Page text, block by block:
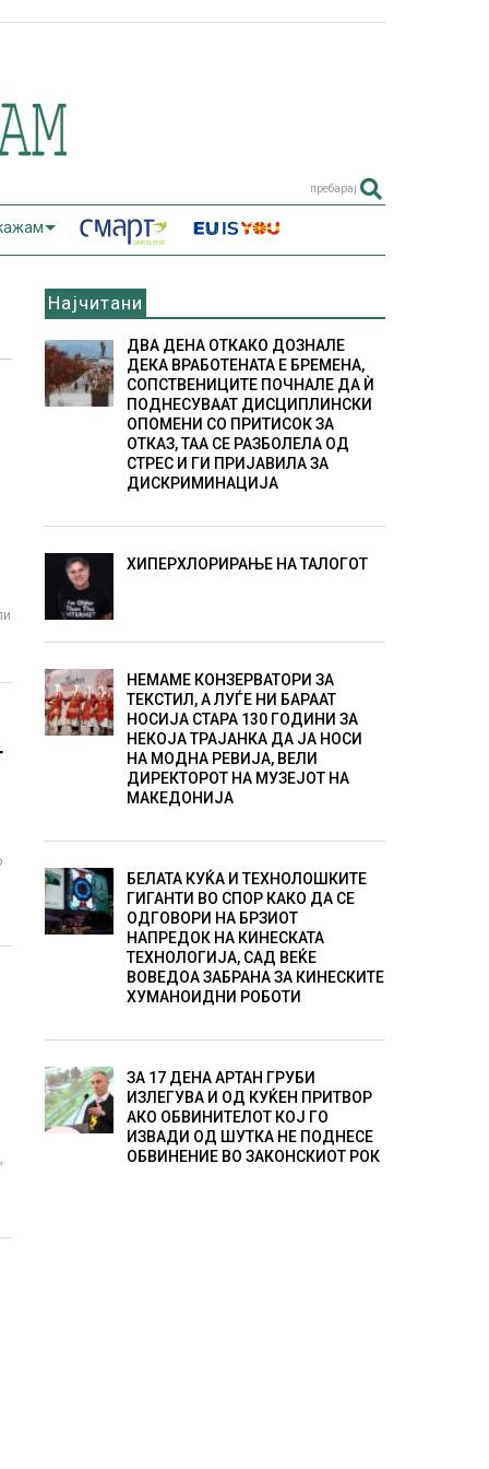
пребарај
Најчитани
ДВА ДЕНА ОТКАКО ДОЗНАЛЕ
ДЕКА ВРАБОТЕНАТА Е БРЕМЕНА,
СОПСТВЕНИЦИТЕ ПОЧНАЛЕ ДА Ѝ
ПОДНЕСУВААТ ДИСЦИПЛИНСКИ
ОПОМЕНИ СО ПРИТИСОК ЗА
ОТКАЗ, ТАА СЕ РАЗБОЛЕЛА ОД
СТРЕС И ГИ ПРИЈАВИЛА ЗА
ДИСКРИМИНАЦИЈА
ХИПЕРХЛОРИРАЊЕ НА ТАЛОГОТ
НЕМАМЕ КОНЗЕРВАТОРИ ЗА
ТЕКСТИЛ, А ЛУЃЕ НИ БАРААТ
НОСИЈА СТАРА 130 ГОДИНИ ЗА
НЕКОЈА ТРАЈАНКА ДА ЈА НОСИ
НА МОДНА РЕВИЈА, ВЕЛИ
ДИРЕКТОРОТ НА МУЗЕЈОТ НА
МАКЕДОНИЈА
БЕЛАТА КУЌА И ТЕХНОЛОШКИТЕ
ГИГАНТИ ВО СПОР КАКО ДА СЕ
ОДГОВОРИ НА БРЗИОТ
НАПРЕДОК НА КИНЕСКАТА
ТЕХНОЛОГИЈА, САД ВЕЌЕ
ВОВЕДОА ЗАБРАНА ЗА КИНЕСКИТЕ
ХУМАНОИДНИ РОБОТИ
ЗА 17 ДЕНА АРТАН ГРУБИ
ИЗЛЕГУВА И ОД КУЌЕН ПРИТВОР
АКО ОБВИНИТЕЛОТ КОЈ ГО
ИЗВАДИ ОД ШУТКА НЕ ПОДНЕСЕ
ОБВИНЕНИЕ ВО ЗАКОНСКИОТ РОК